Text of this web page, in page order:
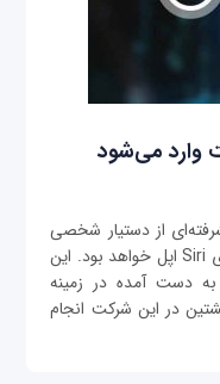
وارد می‌شود
از دستیار شخصی
خود کورتانا است که به عنوان رقیب جدی Siri اپل خواهد بود. این
به دست آمده در زمینه
در این شرکت انجام